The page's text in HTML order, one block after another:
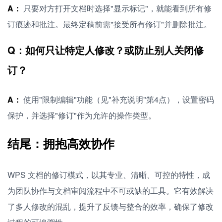
A： 只要对方打开文档时选择"显示标记"，就能看到所有修
订痕迹和批注。最终定稿前需"接受所有修订"并删除批注。
Q：如何只让特定人修改？或防止别人关闭修
订？
A： 使用"限制编辑"功能（见"补充说明"第4点），设置密码
保护，并选择"修订"作为允许的操作类型。
结尾：拥抱高效协作
WPS 文档的修订模式，以其专业、清晰、可控的特性，成
为团队协作与文档审阅流程中不可或缺的工具。它有效解决
了多人修改的混乱，提升了反馈与整合的效率，确保了修改